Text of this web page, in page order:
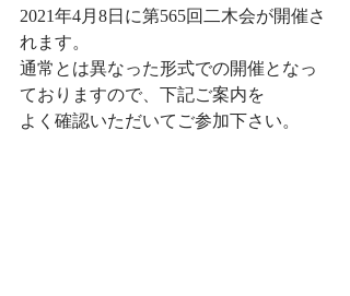
2021年4月8日に第565回二木会が開催さ
れます。
通常とは異なった形式での開催となっ
ておりますので、下記ご案内を
よく確認いただいてご参加下さい。